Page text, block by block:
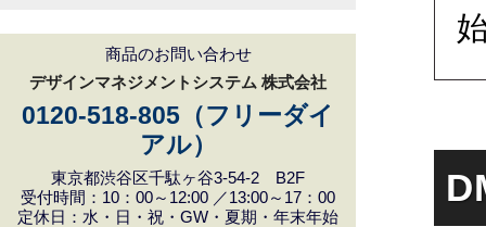
商品のお問い合わせ
デザインマネジメントシステム 株式会社
0120-518-805（フリーダイ
アル）
東京都渋谷区千駄ヶ谷3-54-2 B2F
受付時間：10：00～12:00 ／13:00～17：00
定休日：水・日・祝・GW・夏期・年末年始